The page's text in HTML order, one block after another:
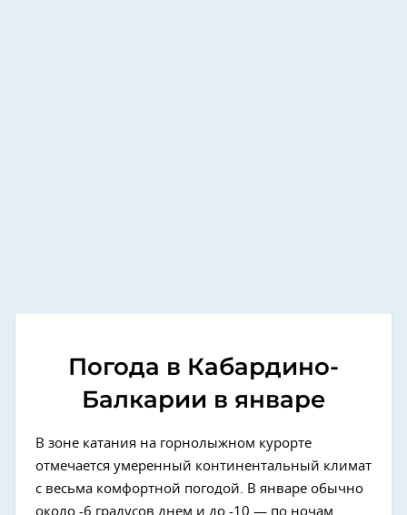
Погода в Кабардино-
Балкарии в январе
В зоне катания на горнолыжном курорте
отмечается умеренный континентальный климат
с весьма комфортной погодой. В январе обычно
около -6 градусов днем и до -10 — по ночам.